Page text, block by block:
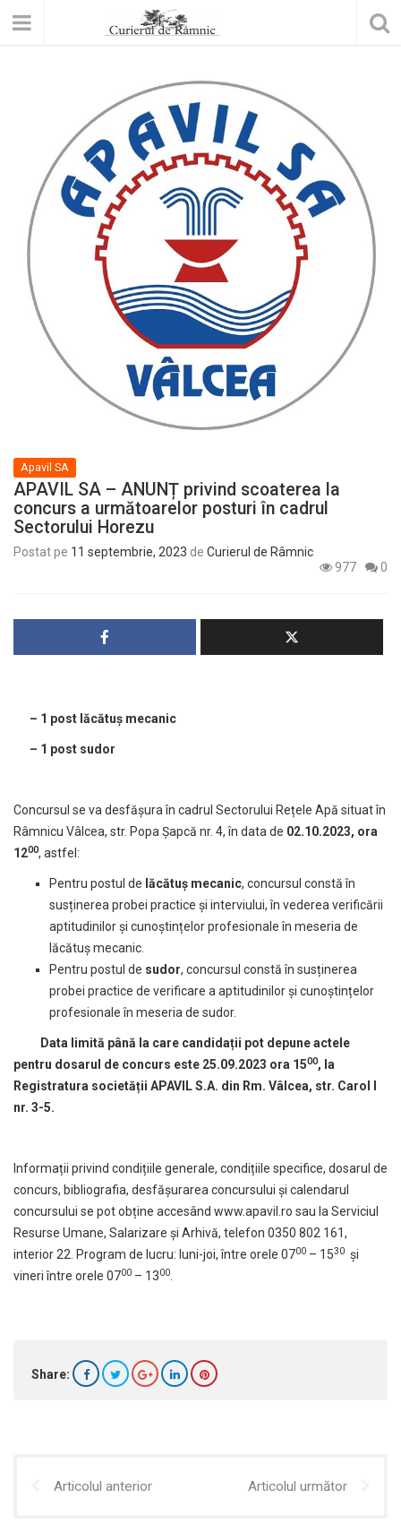
Apavil SA
APAVIL SA – ANUNȚ privind scoaterea la
concurs a următoarelor posturi în cadrul
Sectorului Horezu
Postat pe 11 septembrie, 2023 de Curierul de Râmnic
977
0
– 1 post lăcătuș mecanic
– 1 post sudor
Concursul se va desfășura în cadrul Sectorului Rețele Apă situat în
Râmnicu Vâlcea, str. Popa Șapcă nr. 4, în data de 02.10.2023, ora
1200, astfel:
Pentru postul de lăcătuș mecanic, concursul constă în
susținerea probei practice și interviului, în vederea verificării
aptitudinilor și cunoștințelor profesionale în meseria de
lăcătuș mecanic.
Pentru postul de sudor, concursul constă în susținerea
probei practice de verificare a aptitudinilor și cunoștințelor
profesionale în meseria de sudor.
Data limită până la care candidații pot depune actele
pentru dosarul de concurs este 25.09.2023 ora 1500, la
Registratura societății APAVIL S.A. din Rm. Vâlcea, str. Carol I
nr. 3-5.
Informații privind condițiile generale, condițiile specifice, dosarul de
concurs, bibliografia, desfășurarea concursului și calendarul
concursului se pot obține accesând www.apavil.ro sau la Serviciul
Resurse Umane, Salarizare și Arhivă, telefon 0350 802 161,
interior 22. Program de lucru: luni-joi, între orele 0700 – 1530 și
vineri între orele 0700 – 1300
Share:
Articolul anterior Articolul următor